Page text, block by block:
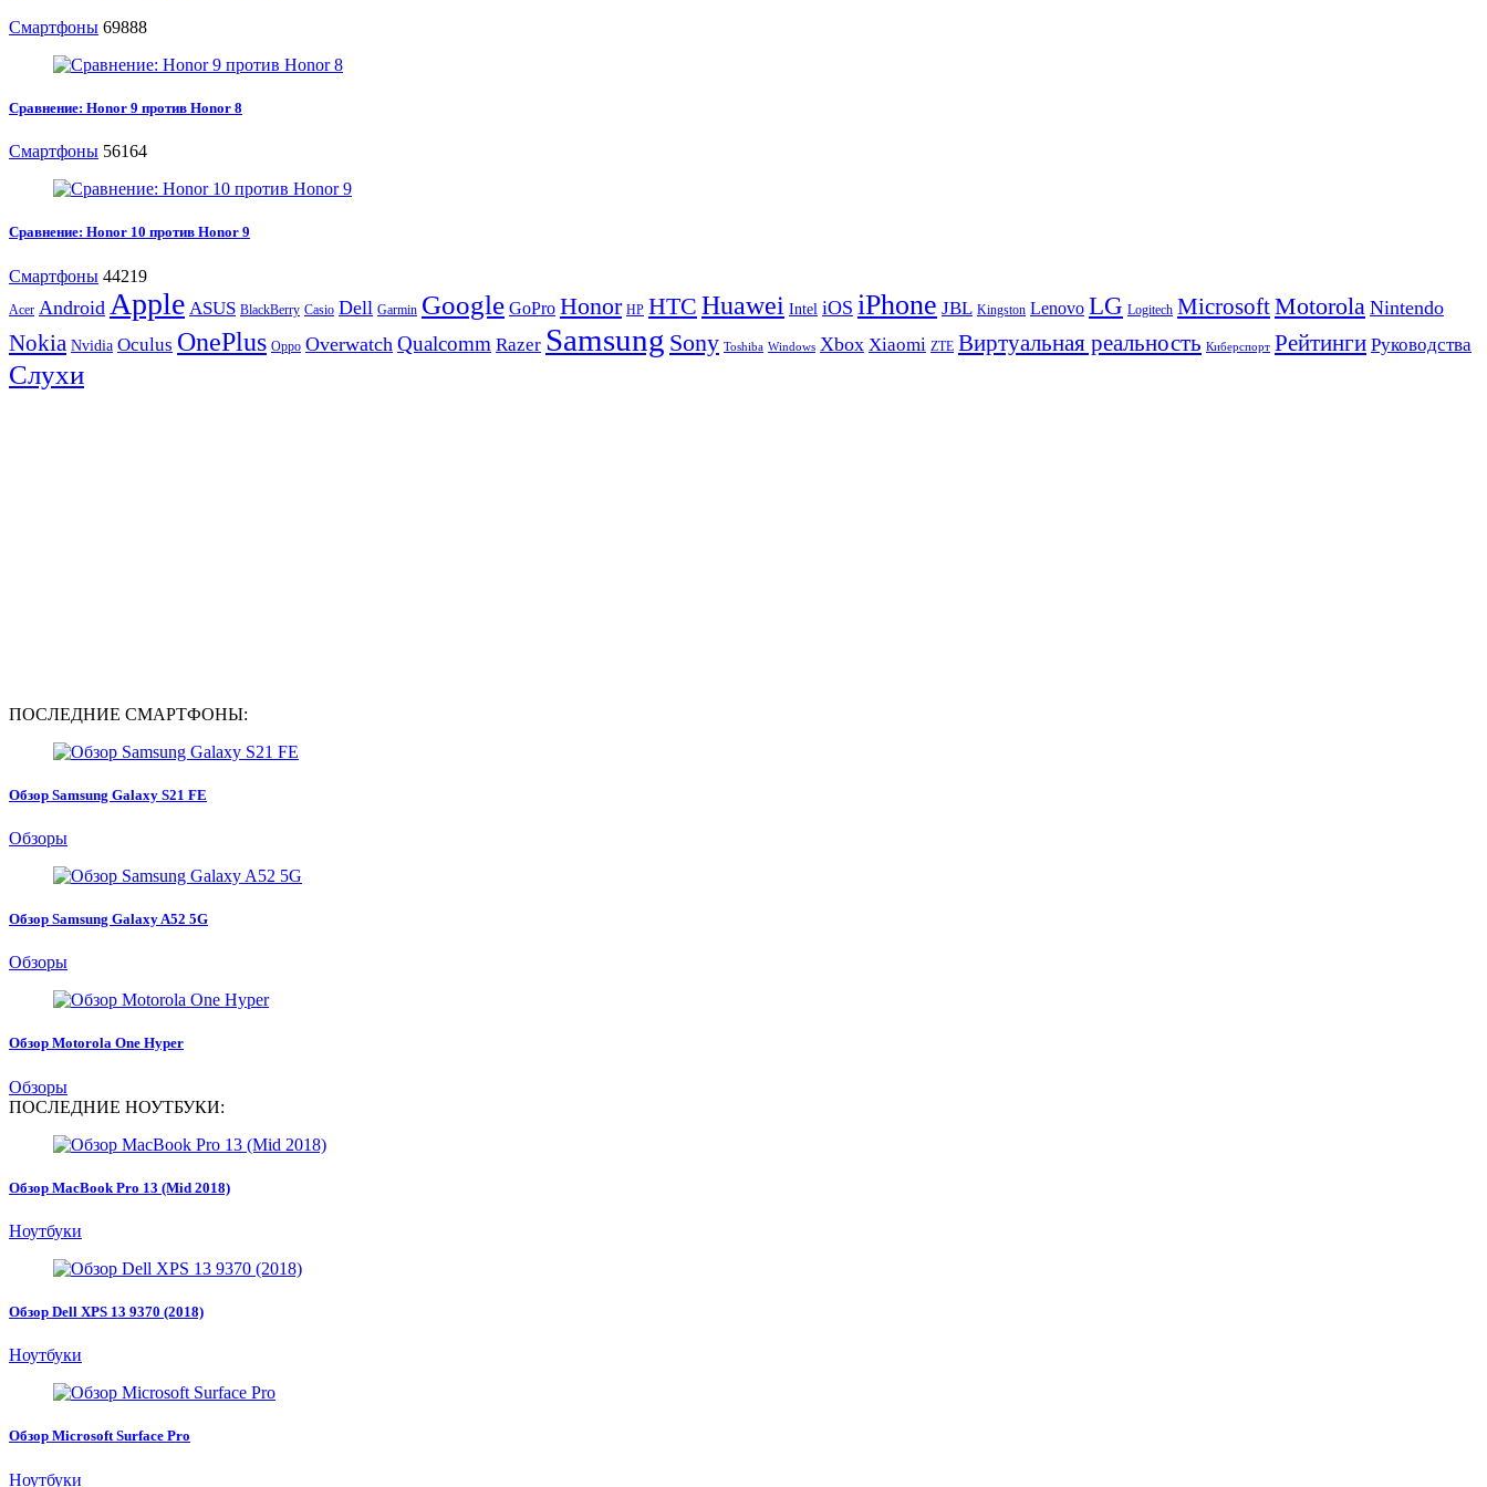
Смартфоны 69888
Сравнение: Honor 9 против Honor 8
Смартфоны 56164
Сравнение: Honor 10 против Honor 9
Смартфоны 44219
Acer Android Apple ASUS BlackBerry Casio Dell Garmin Google GoPro Honor HP HTC Huawei Intel iOS iPhone JBL Kingston Lenovo LG Logitech MicrosoftMotorola Nintendo
Nokia Nvidia Oculus OnePlus Oppo Overwatch Qualcomm Razer Samsung Sony Toshiba Windows Xbox Xiaomi ZTE Виртуальная реальность Киберспорт Рейтинги Руководства
Слухи
ПОСЛЕДНИЕ СМАРТФОНЫ:
Обзор Samsung Galaxy S21 FE
Обзоры
Обзор Samsung Galaxy A52 5G
Обзоры
Обзор Motorola One Hyper
Обзоры
ПОСЛЕДНИЕ НОУТБУКИ:
Обзор MacBook Pro 13 (Mid 2018)
Ноутбуки
Обзор Dell XPS 13 9370 (2018)
Ноутбуки
Обзор Microsoft Surface Pro
Ноутбуки